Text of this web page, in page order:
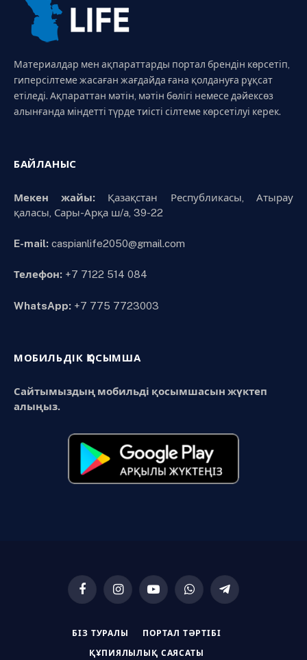
Материалдар мен ақпараттарды портал брендін көрсетіп,
гиперсілтеме жасаған жағдайда ғана қолдануға рұқсат
етіледі. Ақпараттан мәтін, мәтін бөлігі немесе дәйексөз
алынғанда міндетті түрде тиісті сілтеме көрсетілуі керек.
БАЙЛАНЫС
Мекен жайы:Қазақстан Республикасы, Атырау
қаласы, Сары-Арқа ш/а, 39-22
E-mail: caspianlife2050@gmail.com
Телефон: +7 7122 514 084
WhatsApp: +7 775 7723003
МОБИЛЬДІК ҚОСЫМША
Сайтымыздың мобильді қосымшасын жүктеп
алыңыз.
FacebookInstagramYouTubeWhatsAppTelegram
БІЗ ТУРАЛЫ ПОРТАЛ ТӘРТІБІ
ҚҰПИЯЛЫЛЫҚ САЯСАТЫ